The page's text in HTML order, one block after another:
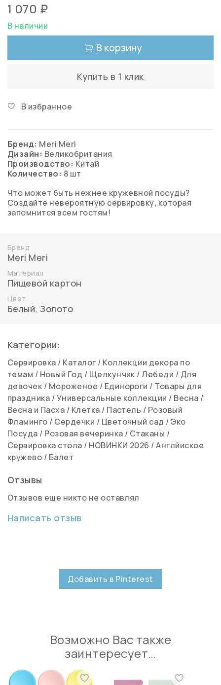
1 070 ₽
В наличии
В корзину
Купить в 1 клик
В избранное
Бренд: Meri Meri
Дизайн: Великобритания
Производство: Китай
Количество: 8 шт
Что может быть нежнее кружевной посуды?
Создайте невероятную сервировку, которая
запомнится всем гостям!
Бренд
Meri Meri
Материал
Пищевой картон
Цвет
Белый, Золото
Категории:
Сервировка / Каталог / Коллекции декора по
темам / Новый Год / Щелкунчик /Лебеди / Для
девочек / Мороженое / Единороги / Товары для
праздника /Универсальные коллекции / Весна /
Весна и Пасха / Клетка / Пастель / Розовый
Фламинго / Сердечки / Цветочный сад /Эко
Посуда / Розовая вечеринка / Стаканы /
Сервировка стола / НОВИНКИ 2026 /Англйиское
кружево / Балет
Отзывы
Отзывов еще никто не оставлял
Написать отзыв
Добавить в Pinterest
Возможно Вас также
заинтересует…